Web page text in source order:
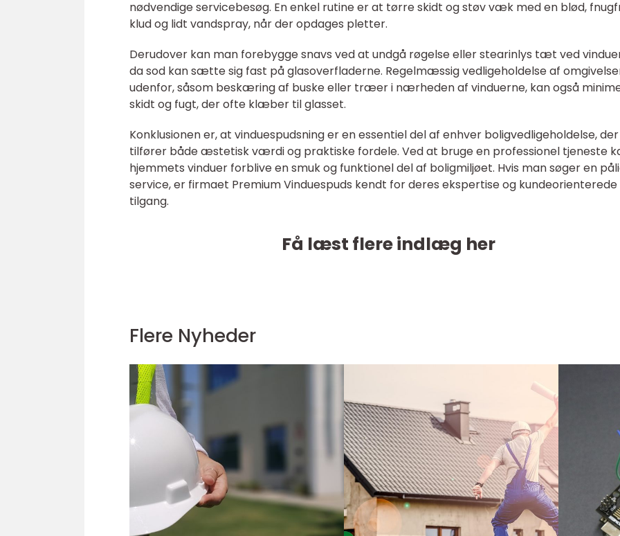
nødvendige servicebesøg. En enkel rutine er at tørre skidt og støv væk med en blød,
klud og lidt vandspray, når der opdages pletter.
Derudover kan man forebygge snavs ved at undgå røgelse eller stearinlys tæt ved
da sod kan sætte sig fast på glasoverfladerne. Regelmæssig vedligeholdelse af
udenfor, såsom beskæring af buske eller træer i nærheden af vinduerne, kan også
skidt og fugt, der ofte klæber til glasset.
Konklusionen er, at vinduespudsning er en essentiel del af enhver boligvedligeholdelse, der
tilfører både æstetisk værdi og praktiske fordele. Ved at bruge en professionel tjeneste
hjemmets vinduer forblive en smuk og funktionel del af boligmiljøet. Hvis man søger en
service, er firmaet Premium Vinduespuds kendt for deres ekspertise og kundeorienterede
tilgang.
Få læst flere indlæg her
Flere Nyheder